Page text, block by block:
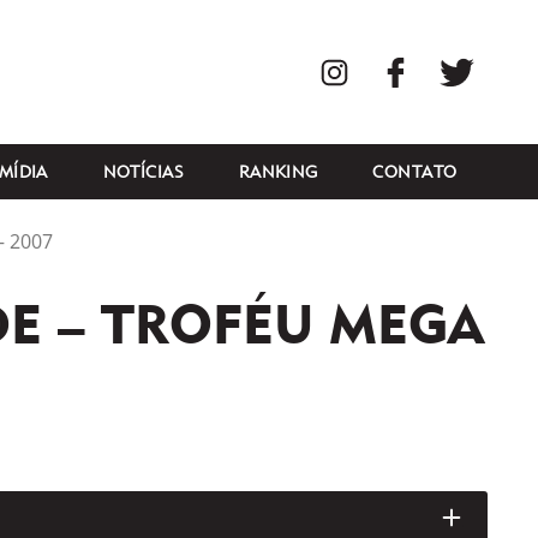
InstagramFacebook
NOTÍCIAS RANKING CONTATO
2007
– TROFÉU MEGA